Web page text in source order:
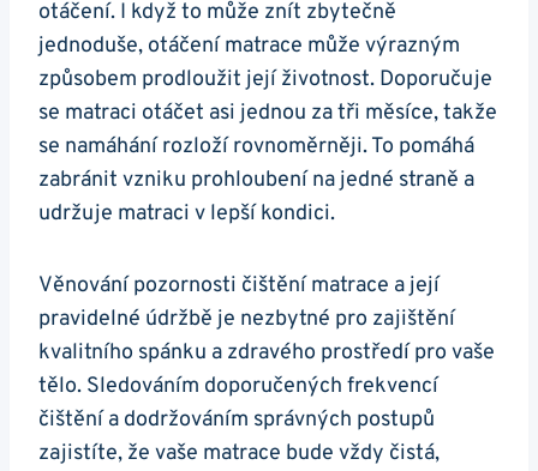
otáčení. I když to může znít zbytečně
jednoduše, otáčení matrace může výrazným
způsobem prodloužit její životnost. Doporučuje
se matraci otáčet asi jednou za tři měsíce, takže
se namáhání rozloží rovnoměrněji. To pomáhá
zabránit vzniku prohloubení na jedné straně a
udržuje matraci v lepší kondici.
Věnování pozornosti čištění matrace a její
pravidelné údržbě je nezbytné pro zajištění
kvalitního spánku a zdravého prostředí pro vaše
tělo. Sledováním doporučených frekvencí
čištění a dodržováním správných postupů
zajistíte, že vaše matrace bude vždy čistá,